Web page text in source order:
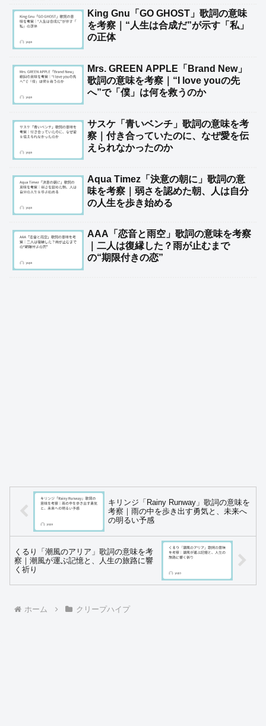
King Gnu「GO GHOST」歌詞の意味
を考察｜“人生は合成だ”が示す「私」
の正体
Mrs. GREEN APPLE「Brand New」
歌詞の意味を考察｜“I love youの先
へ”で「僕」は何を救うのか
サスケ「青いベンチ」歌詞の意味を考
察｜付き合っていたのに、なぜ愛を伝
えられなかったのか
Aqua Timez「決意の朝に」歌詞の意
味を考察｜弱さを認めた朝、人は自分
の人生を歩き始める
AAA「恋音と雨空」歌詞の意味を考察
｜二人は復縁した？雨が止むまで
の“期限付きの恋”
キリンジ「Rainy Runway」歌詞の意味を
考察｜雨の中を歩き出す勇気と、未来へ
の明るい予感
くるり「潮風のアリア」歌詞の意味を考
察｜潮風が運ぶ記憶と、人生の旅路に響
く祈り
ホーム クリープハイプ